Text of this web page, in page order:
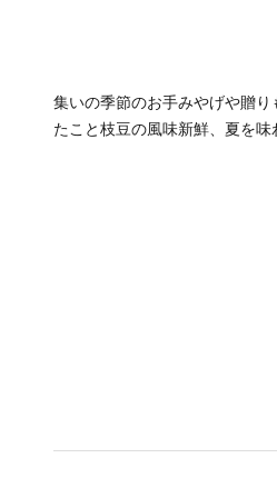
集いの季節のお手みやげや贈り
たこと枝豆の風味新鮮、夏を味